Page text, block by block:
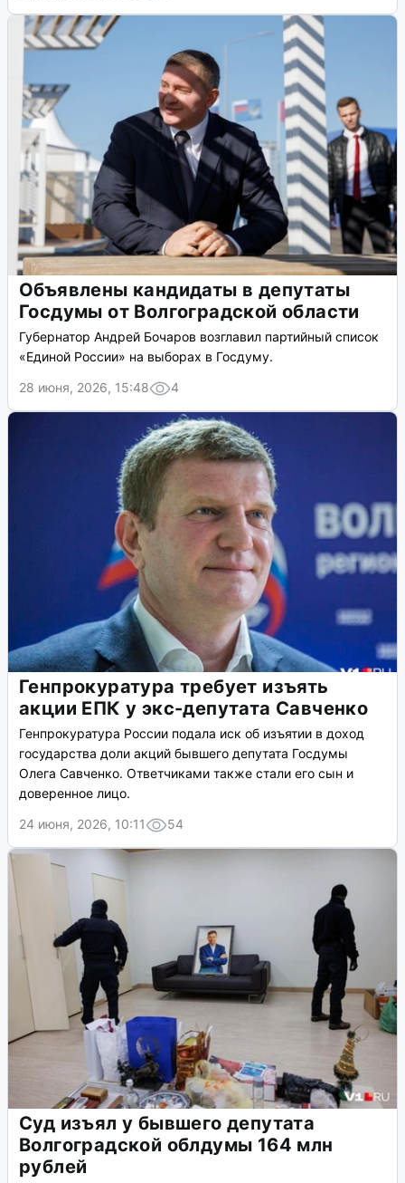
Объявлены кандидаты в депутаты
Госдумы от Волгоградской области
Губернатор Андрей Бочаров возглавил партийный список
«Единой России» на выборах в Госдуму.
28 июня, 2026, 15:48
4
Генпрокуратура требует изъять
акции ЕПК у экс-депутата Савченко
Генпрокуратура России подала иск об изъятии в доход
государства доли акций бывшего депутата Госдумы
Олега Савченко. Ответчиками также стали его сын и
доверенное лицо.
24 июня, 2026, 10:11
54
Суд изъял у бывшего депутата
Волгоградской облдумы 164 млн
рублей